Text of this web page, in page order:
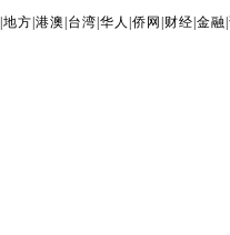
|地方 |港澳 台湾 |华人 |侨网 财经 |金融 |